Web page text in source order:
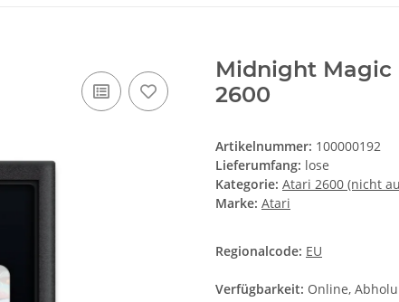
Midnight Magic
2600
Artikelnummer: 100000192
Lieferumfang: lose
Kategorie: Atari 2600 (nicht
Marke: Atari
Regionalcode: EU
Verfügbarkeit: Online,